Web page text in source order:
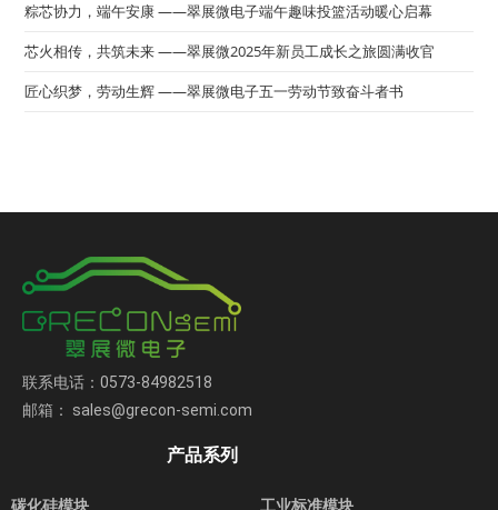
粽芯协力，端午安康 ——翠展微电子端午趣味投篮活动暖心启幕
芯火相传，共筑未来 ——翠展微2025年新员工成长之旅圆满收官
匠心织梦，劳动生辉 ——翠展微电子五一劳动节致奋斗者书
联系电话：0573-84982518
邮箱： sales@grecon-semi.com
产品系列
碳化硅模块 工业标准模块